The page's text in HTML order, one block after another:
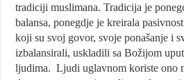
tradiciji muslimana. Tradicija je
balansa, ponegdje je kreirala
koji su svoj govor, svoje ponašanje i
izbalansirali, uskladili sa Božijom
ljudima. Ljudi uglavnom koriste ono